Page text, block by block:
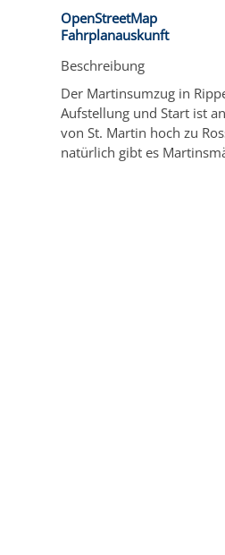
OpenStreetMap
Fahrplanauskunft
Beschreibung
Der Martinsumzug in
Aufstellung und Start ist
von St. Martin hoch zu
natürlich gibt es